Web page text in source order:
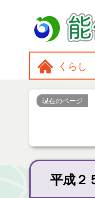
くらし
現在のページ
平成２